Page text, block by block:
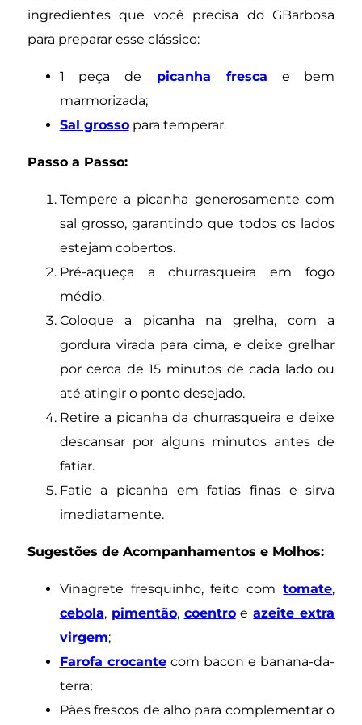
ingredientes que você precisa do GBarbosa
para preparar esse clássico:
1 peça de picanha fresca e bem
marmorizada;
Sal grossopara temperar.
Passo a Passo:
Tempere a picanha generosamente com
sal grosso, garantindo que todos os lados
estejam cobertos.
Pré-aqueça a churrasqueira em fogo
médio.
Coloque a picanha na grelha, com a
gordura virada para cima, e deixe grelhar
por cerca de 15 minutos de cada lado ou
até atingir o ponto desejado.
Retire a picanha da churrasqueira e deixe
descansar por alguns minutos antes de
fatiar.
Fatie a picanha em fatias finas e sirva
imediatamente.
Sugestões de Acompanhamentos e Molhos:
Vinagrete fresquinho, feito comtomate,
cebola, pimentão, coentroeazeite extra
virgem;
Farofa crocantecom bacon e banana-da-
terra;
Pães frescos de alho para complementar o